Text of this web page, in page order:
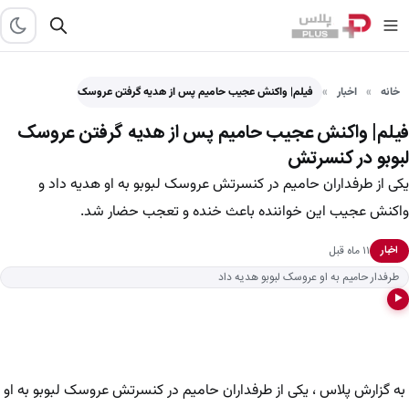
خانه اخبار فیلم| واکنش عجیب حامیم پس از هدیه گرفتن عروسک لبوبو…
فیلم| واکنش عجیب حامیم پس از هدیه گرفتن عروسک
لبوبو در کنسرتش
یکی از طرفداران حامیم در کنسرتش عروسک لبوبو به او هدیه داد و
واکنش عجیب این خواننده باعث خنده و تعجب حضار شد.
اخبار
۱۱ ماه قبل
طرفدار حامیم به او عروسک لبوبو هدیه داد
▶
به گزارش پلاس ، یکی از طرفداران حامیم در کنسرتش عروسک لبوبو به او